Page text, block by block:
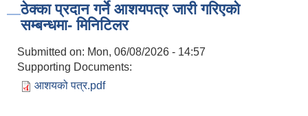
ठेक्का प्रदान गर्ने आशयपत्र जारी गरिएको
सम्बन्धमा- मिनिटिलर
Submitted on: Mon, 06/08/2026 - 14:57
Supporting Documents:
आशयको पत्र.pdf